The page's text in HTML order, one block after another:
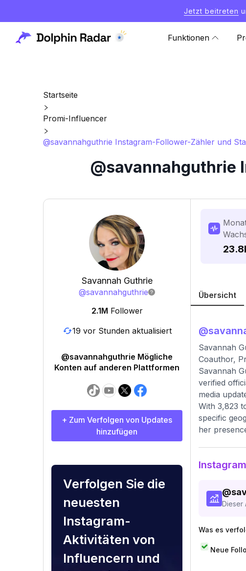
Jetzt beitreten
Funktionen
Startseite
Promi-Influencer
@savannahguthrie Instagram-Follower-Zähler und
@savannahguthrie
Savannah Guthrie
@savannahguthrie
2.1M Follower
19 vor Stunden aktualisiert
@savannahguthrie Mögliche
Konten auf anderen Plattformen
+ Zum Verfolgen von Updates
hinzufügen
Verfolgen Sie die
neuesten
Instagram-
Aktivitäten von
Influencern und
Übersicht
@
Savannah
Coauthor,
Savannah
verified
media
With 3,823
specific
her
@
Dieser
Was es
Neue